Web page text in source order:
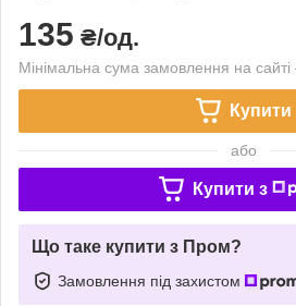
135 ₴/од.
Мінімальна сума замовлення на
Купити
або
Купити з
Що таке купити з Пром?
Замовлення під захистом